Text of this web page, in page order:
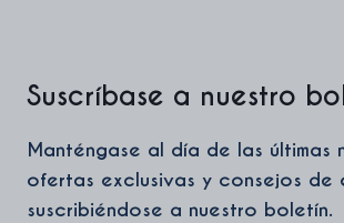
Suscríbase a nuestro
Manténgase al día de las últimas
ofertas exclusivas y consejos de
suscribiéndose a nuestro boletín.